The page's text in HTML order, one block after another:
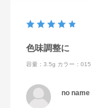
色味調整に
容量：3.5g カラー：015
no name